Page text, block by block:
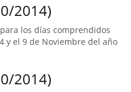
2014)
los días comprendidos
y el 9 de Noviembre del año
2014)